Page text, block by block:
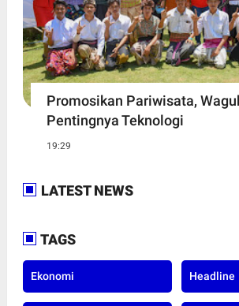
Promosikan Pariwisata,
Pentingnya Teknologi
19:29
LATEST NEWS
TAGS
Ekonomi Headline